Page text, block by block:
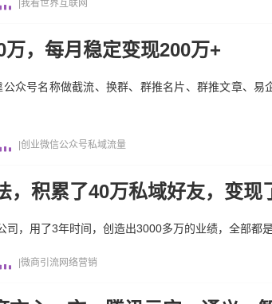
我看世界 互联网
，每月稳定变现200万+
众号名称做截流、换群、群推名片、群推文章、易
创业微信公众号私域流量
积累了40万私域好友，变现
，用了3年时间，创造出3000多万的业绩，全部都
微商引流网络营销